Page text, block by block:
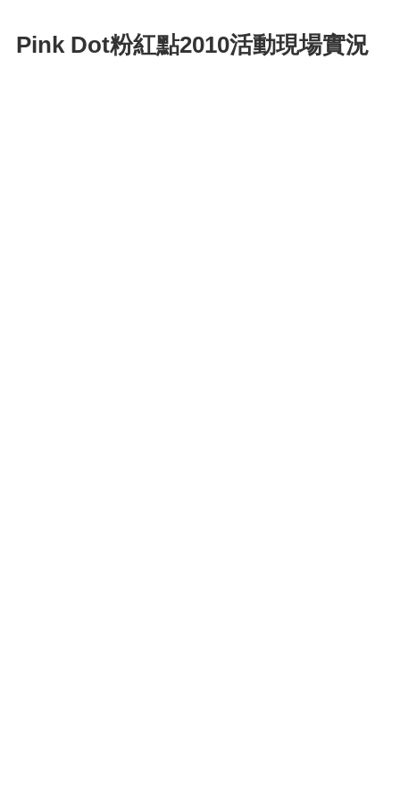
Pink Dot粉紅點2010活動現場實況